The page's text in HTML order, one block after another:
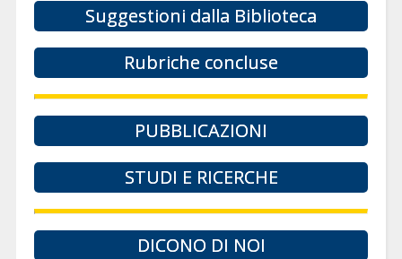
Suggestioni dalla Biblioteca
Rubriche concluse
PUBBLICAZIONI
STUDI E RICERCHE
DICONO DI NOI